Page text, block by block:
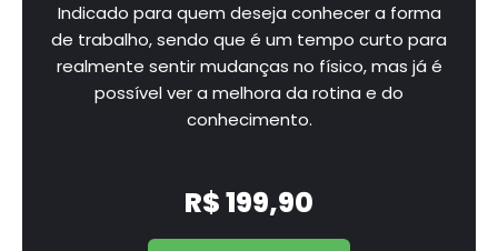
Indicado para quem deseja conhecer a forma
de trabalho, sendo que é um tempo curto para
realmente sentir mudanças no físico, mas já é
possível ver a melhora da rotina e do
conhecimento.
R$ 199,90